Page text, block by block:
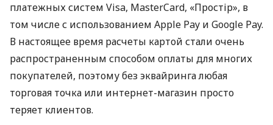
платежных систем Visa, MasterCard, «Простір», в
том числе с использованием Apple Pay и Google Pay.
В настоящее время расчеты картой стали очень
распространенным способом оплаты для многих
покупателей, поэтому без эквайринга любая
торговая точка или интернет-магазин просто
теряет клиентов.